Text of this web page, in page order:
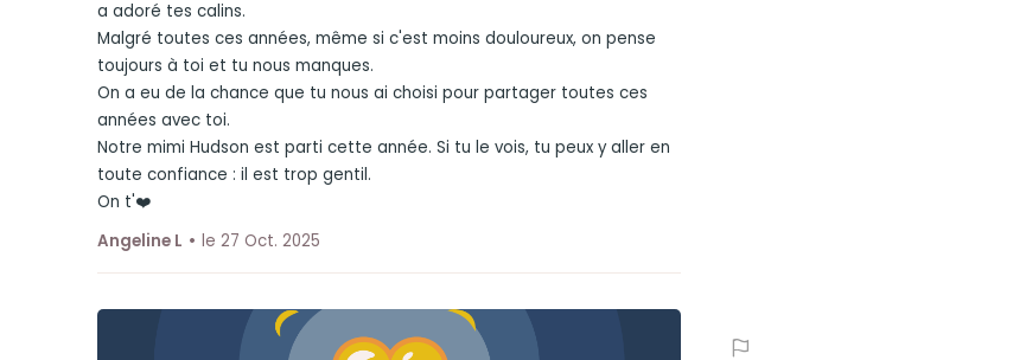
a adoré tes calins.
Malgré toutes ces années, même si c'est moins douloureux, on pense
toujours à toi et tu nous manques.
On a eu de la chance que tu nous ai choisi pour partager toutes ces
années avec toi.
Notre mimi Hudson est parti cette année. Si tu le vois, tu peux y aller en
toute confiance : il est trop gentil.
On t'❤️
Angeline L
le 27 Oct. 2025